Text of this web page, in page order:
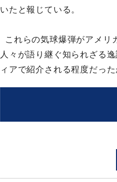
いたと報じている。
これらの気球爆弾がアメリ
人々が語り継ぐ知られざる
ィアで紹介される程度だっ